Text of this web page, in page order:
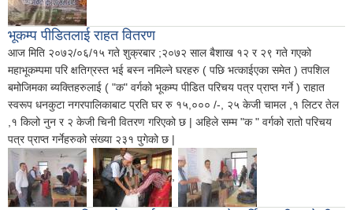
भूकम्प पीडितलाई राहत वितरण
आज मिति २०७२/०६/१५ गते शुक्रबार ;२०७२ साल बैशाख १२ र २९ गते गएको
महाभूकम्पमा परि क्षतिग्रस्त भई बस्न नमिल्ने घरहरु ( पछि भत्काईएका समेत ) तपशिल
बमोजिमका ब्यक्तिहरुलाई ( "क" वर्गको भूकम्प पीडित परिचय पत्र प्राप्त गर्ने ) राहात
स्वरूप धनकुटा नगरपालिकाबाट प्रति घर रु १५,००० /-, २५ केजी चामल ,१ लिटर तेल
,१ किलो नुन र २ केजी चिनी वितरण गरिएको छ | अहिले सम्म "क " वर्गको रातो परिचय
पत्र प्राप्त गर्नेहरुको संख्या २३१ पुगेको छ |
, ,